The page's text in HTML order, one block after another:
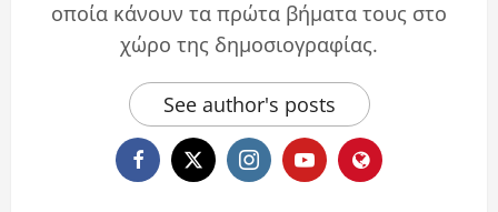
οποία κάνουν τα πρώτα βήματα τους στο
χώρο της δημοσιογραφίας.
See author's posts